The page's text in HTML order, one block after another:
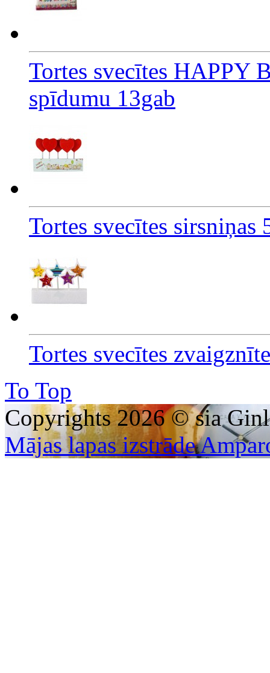
Tortes svecītes HAPPY
spīdumu 13gab
Tortes svecītes sirsniņas
Tortes svecītes
To Top
Copyrights 2026 © sia
Mājas lapas izstrāde